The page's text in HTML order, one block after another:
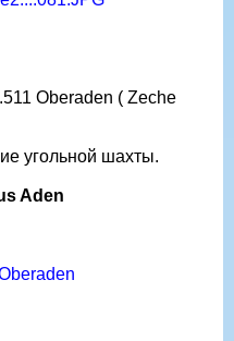
Oberaden ( Zeche
угольной шахты.
Aden